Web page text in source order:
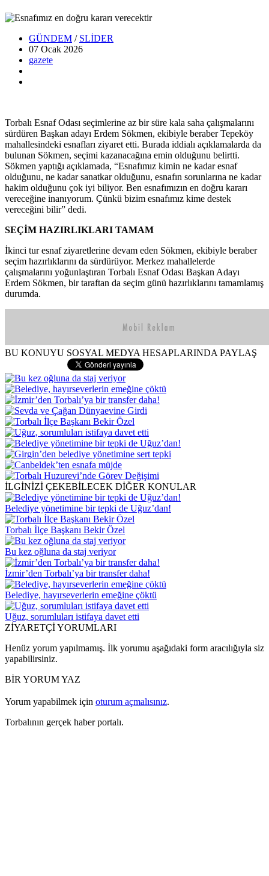
GÜNDEM / SLİDER
07 Ocak 2026
gazete
Torbalı Esnaf Odası seçimlerine az bir süre kala saha çalışmalarını
sürdüren Başkan adayı Erdem Sökmen, ekibiyle beraber Tepeköy
mahallesindeki esnafları ziyaret etti. Burada iddialı açıklamalarda da
bulunan Sökmen, seçimi kazanacağına emin olduğunu belirtti.
Sökmen yaptığı açıklamada, “Esnafımız kimin ne kadar esnaf
olduğunu, ne kadar sanatkar olduğunu, esnafın sorunlarına ne kadar
hakim olduğunu çok iyi biliyor. Ben esnafımızın en doğru kararı
vereceğine inanıyorum. Çünkü bizim esnafımız kime destek
vereceğini bilir” dedi.
SEÇİM HAZIRLIKLARI TAMAM
İkinci tur esnaf ziyaretlerine devam eden Sökmen, ekibiyle beraber
seçim hazırlıklarını da sürdürüyor. Merkez mahallelerde
çalışmalarını yoğunlaştıran Torbalı Esnaf Odası Başkan Adayı
Erdem Sökmen, bir taraftan da seçim günü hazırlıklarını tamamlamış
durumda.
BU KONUYU SOSYAL MEDYA HESAPLARINDA PAYLAŞ
İLGİNİZİ ÇEKEBİLECEK DİĞER KONULAR
Belediye yönetimine bir tepki de Uğuz’dan!
Torbalı İlçe Başkanı Bekir Özel
Bu kez oğluna da staj veriyor
İzmir’den Torbalı’ya bir transfer daha!
Belediye, hayırseverlerin emeğine çöktü
Uğuz, sorumluları istifaya davet etti
ZİYARETÇİ YORUMLARI
Henüz yorum yapılmamış. İlk yorumu aşağıdaki form aracılığıyla siz
yapabilirsiniz.
BİR YORUM YAZ
Yorum yapabilmek için oturum açmalısınız.
Torbalının gerçek haber portalı.